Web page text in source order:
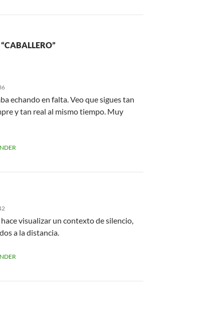
echando en falta. Veo que sigues tan
y tan real al mismo tiempo. Muy
visualizar un contexto de silencio,
a la distancia.